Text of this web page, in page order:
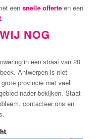
een snelle offerteen een
.
NOG
in een straal van 20
Antwerpen is niet
provincie met veel
nader bekijken. Staat
contacteer ons en
.